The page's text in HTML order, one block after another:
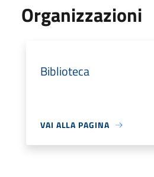
Organizzazioni
Biblioteca
VAI ALLA PAGINA